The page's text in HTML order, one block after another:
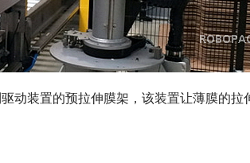
动装置的预拉伸膜架，该装置让薄膜的